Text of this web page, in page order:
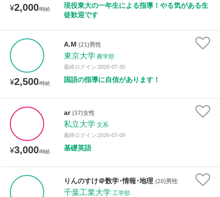
¥2,000/時給
現役東大の一年生による指導！やる気がある生
徒歓迎です
¥2,500/時給
A.M (21)男性
東京大学 農学部
最終ログイン:2026-07-30
国語の指導に自信があります！
¥3,000/時給
ar (37)女性
私立大学 文系
最終ログイン:2026-07-09
基礎英語
りんのすけ＠数学･情報･地理 (20)男性
千葉工業大学 工学部